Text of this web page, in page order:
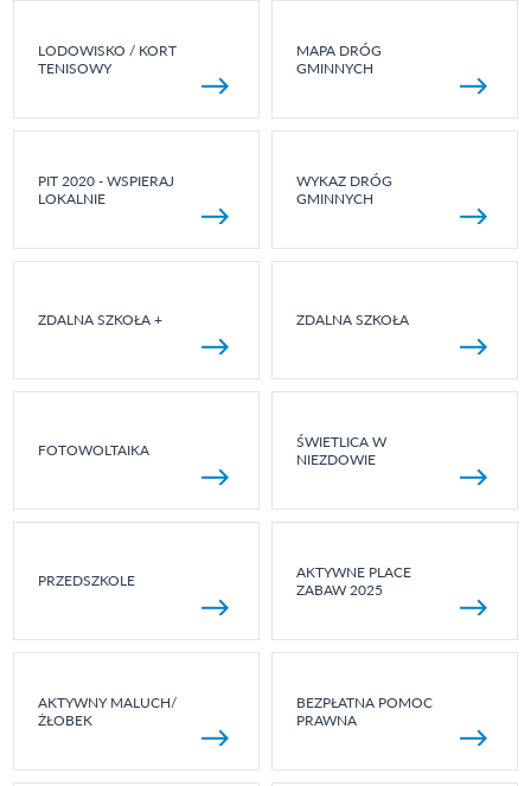
LODOWISKO / KORT
TENISOWY
MAPA DRÓG
GMINNYCH
PIT 2020 - WSPIERAJ
LOKALNIE
WYKAZ DRÓG
GMINNYCH
ZDALNA SZKOŁA + ZDALNA SZKOŁA
FOTOWOLTAIKA
ŚWIETLICA W
NIEZDOWIE
PRZEDSZKOLE
AKTYWNE PLACE
ZABAW 2025
AKTYWNY MALUCH/
ŻŁOBEK
BEZPŁATNA POMOC
PRAWNA